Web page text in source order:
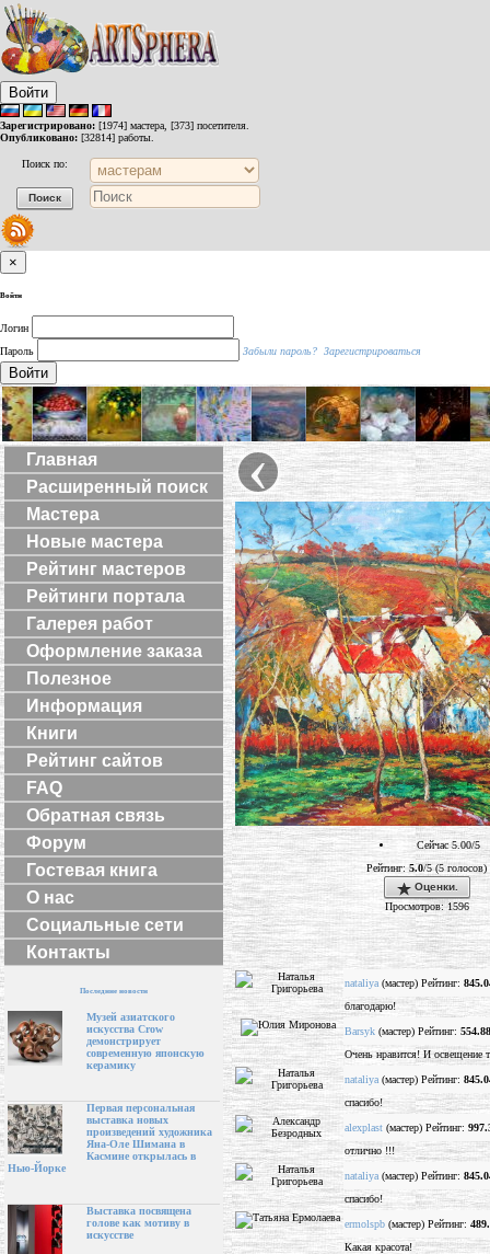
Войти
Зарегистрировано: [1974] мастера, [373] посетителя.
Опубликовано: [32814] работы.
Поиск по:
×
Войти
Логин
Пароль
Забыли пароль? Зарегистрироваться
Войти
Главная
Расширенный поиск
Мастера
Новые мастера
Рейтинг мастеров
Рейтинги портала
Галерея работ
Оформление заказа
Полезное
Информация
Книги
Рейтинг сайтов
FAQ
Обратная связь
Форум
Гостевая книга
О нас
Социальные сети
Контакты
Последние новости
Музей азиатского
искусства Crow
демонстрирует
современную японскую
керамику
Первая персональная
выставка новых
произведений художника
Яна-Оле Шимана в
Касмине открылась в
Нью-Йорке
Выставка посвящена
голове как мотиву в
искусстве
‹
Сейчас 5.00/5
Рейтинг: 5.0/5 (5 голосов)
Оценки.
Просмотров: 1596
nataliya (мастер) Рейтинг:
благодарю!
Barsyk (мастер) Рейтинг: 554.88
Очень нравится! И освещение
nataliya (мастер) Рейтинг:
спасибо!
alexplast (мастер) Рейтинг:
отлично !!!
nataliya (мастер) Рейтинг:
спасибо!
ermolspb (мастер) Рейтинг:
Какая красота!